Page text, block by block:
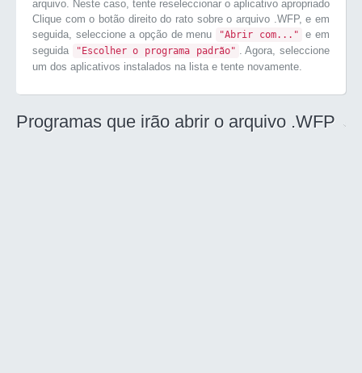
arquivo. Neste caso, tente reseleccionar o aplicativo apropriado
Clique com o botão direito do rato sobre o arquivo .WFP, e em
seguida, seleccione a opção de menu
"Abrir com..."
e em
seguida
"Escolher o programa padrão" . Agora, seleccione
um dos aplicativos instalados na lista e tente novamente.
Programas que irão abrir o arquivo .WFP